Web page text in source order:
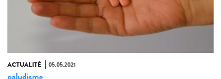
ACTUALITÉ 05.05.2021
paludisme